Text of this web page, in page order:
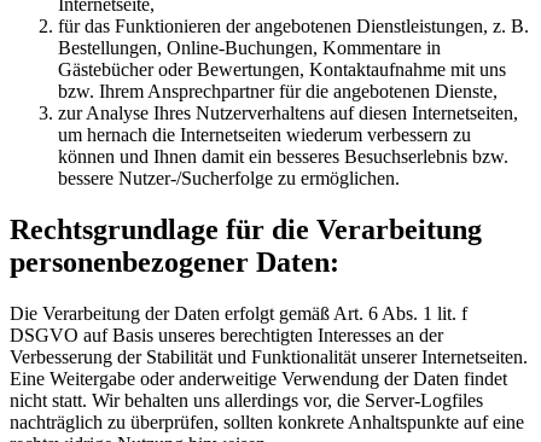
Internetseite,
für das Funktionieren der angebotenen Dienstleistungen, z. B.
Bestellungen, Online-Buchungen, Kommentare in
Gästebücher oder Bewertungen, Kontaktaufnahme mit uns
bzw. Ihrem Ansprechpartner für die angebotenen Dienste,
zur Analyse Ihres Nutzerverhaltens auf diesen Internetseiten,
um hernach die Internetseiten wiederum verbessern zu
können und Ihnen damit ein besseres Besuchserlebnis bzw.
bessere Nutzer-/Sucherfolge zu ermöglichen.
Rechtsgrundlage für die Verarbeitung
personenbezogener Daten:
Die Verarbeitung der Daten erfolgt gemäß Art. 6 Abs. 1 lit. f
DSGVO auf Basis unseres berechtigten Interesses an der
Verbesserung der Stabilität und Funktionalität unserer Internetseiten.
Eine Weitergabe oder anderweitige Verwendung der Daten findet
nicht statt. Wir behalten uns allerdings vor, die Server-Logfiles
nachträglich zu überprüfen, sollten konkrete Anhaltspunkte auf eine